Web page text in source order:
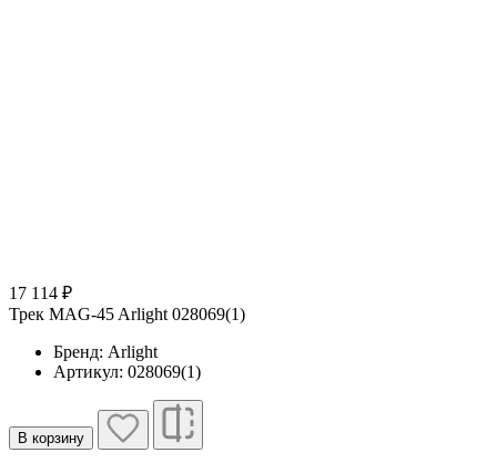
17 114 ₽
Трек MAG-45 Arlight 028069(1)
Бренд: Arlight
Артикул: 028069(1)
В корзину